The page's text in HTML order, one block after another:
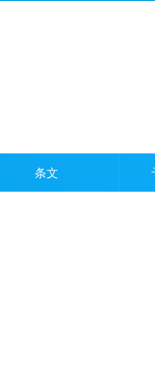
条文